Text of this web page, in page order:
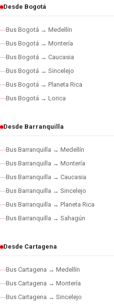
Desde Bogotá
Bus Bogotá → Medellín
Bus Bogotá → Montería
Bus Bogotá → Caucasia
Bus Bogotá → Sincelejo
Bus Bogotá → Planeta Rica
Bus Bogotá → Lorica
Desde Barranquilla
Bus Barranquilla → Medellín
Bus Barranquilla → Montería
Bus Barranquilla → Caucasia
Bus Barranquilla → Sincelejo
Bus Barranquilla → Planeta Rica
Bus Barranquilla → Sahagún
Desde Cartagena
Bus Cartagena → Medellín
Bus Cartagena → Montería
Bus Cartagena → Sincelejo